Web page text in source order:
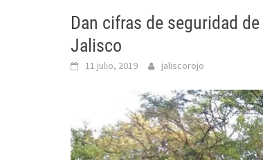
Dan cifras de seguridad
Jalisco
11 julio, 2019 jaliscorojo